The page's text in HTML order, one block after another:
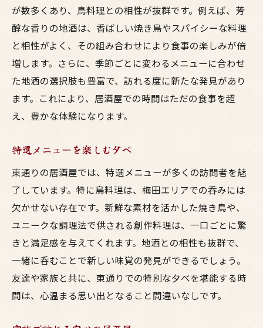
が数多くあり、鳥料理との相性が抜群です。例えば、芳
醇な香りの地酒は、香ばしい焼き鳥やスパイシーな料理
と相性がよく、その組み合わせにより食事の楽しみが倍
増します。さらに、季節ごとに変わるメニューに合わせ
た地酒の選択肢も豊富で、訪れる度に新たな発見があり
ます。これにより、居酒屋での時間はただの食事を超
え、豊かな体験になります。
特選メニューを楽しむ夕べ
東通りの居酒屋では、特選メニューが多くの訪問者を魅
了しています。特に鳥料理は、梅田エリアでの呑みには
欠かせない存在です。新鮮な素材を活かした焼き鳥や、
ユニークな調理法で供される創作料理は、一口ごとに驚
きと満足感を与えてくれます。地酒との相性も抜群で、
一緒に呑むことで新しい味覚の発見ができるでしょう。
友達や家族と共に、東通りでの特別な夕べを堪能する時
間は、心温まる思い出となること間違いなしです。